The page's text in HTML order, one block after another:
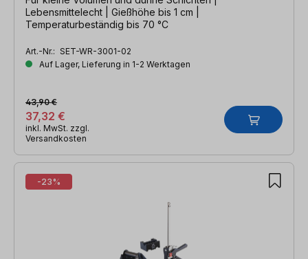
Lebensmittelecht | Gießhöhe bis 1 cm |
Temperaturbeständig bis 70 °C
Art.-Nr.: SET-WR-3001-02
Auf Lager, Lieferung in 1-2 Werktagen
37,32 €
43,90 €
inkl. MwSt. zzgl.
Versandkosten
-23%